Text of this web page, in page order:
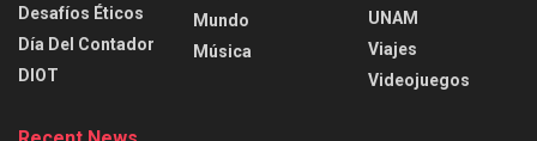
Desafíos Éticos
Día Del Contador
DIOT
Mundo
Música
UNAM
Viajes
Videojuegos